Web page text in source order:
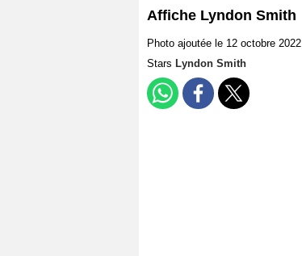
Affiche Lyndon Smith
Photo ajoutée le 12 octobre 2022
Stars Lyndon Smith